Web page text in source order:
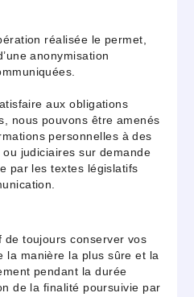
réalisée le permet,
anonymisation
aux obligations
nous pouvons être amenés
personnelles à des
judiciaires sur demande
par les textes législatifs
de toujours conserver vos
la manière la plus sûre et la
pendant la durée
de la finalité poursuivie par